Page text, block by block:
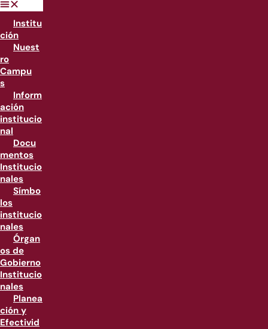
Institu
ción
Nuest
ro
Campu
s
Inform
ación
institucio
nal
Docu
mentos
Institucio
nales
Símbo
los
institucio
nales
Órgan
os de
Gobierno
Institucio
nales
Planea
ción y
Efectivid